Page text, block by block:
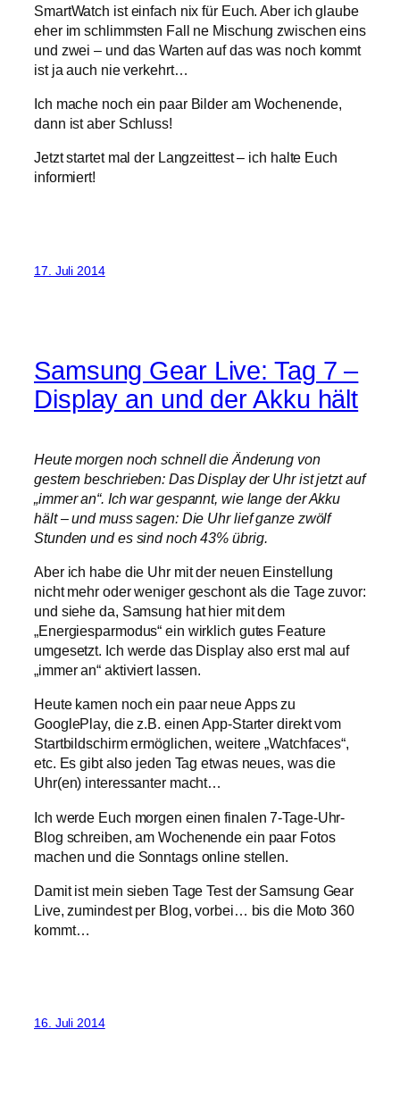
SmartWatch ist einfach nix für Euch. Aber ich glaube
eher im schlimmsten Fall ne Mischung zwischen eins
und zwei – und das Warten auf das was noch kommt
ist ja auch nie verkehrt…
Ich mache noch ein paar Bilder am Wochenende,
dann ist aber Schluss!
Jetzt startet mal der Langzeittest – ich halte Euch
informiert!
17. Juli 2014
Samsung Gear Live: Tag 7 –
Display an und der Akku hält
Heute morgen noch schnell die Änderung von
gestern beschrieben: Das Display der Uhr ist jetzt auf
„immer an“. Ich war gespannt, wie lange der Akku
hält – und muss sagen: Die Uhr lief ganze zwölf
Stunden und es sind noch 43% übrig.
Aber ich habe die Uhr mit der neuen Einstellung
nicht mehr oder weniger geschont als die Tage zuvor:
und siehe da, Samsung hat hier mit dem
„Energiesparmodus“ ein wirklich gutes Feature
umgesetzt. Ich werde das Display also erst mal auf
„immer an“ aktiviert lassen.
Heute kamen noch ein paar neue Apps zu
GooglePlay, die z.B. einen App-Starter direkt vom
Startbildschirm ermöglichen, weitere „Watchfaces“,
etc. Es gibt also jeden Tag etwas neues, was die
Uhr(en) interessanter macht…
Ich werde Euch morgen einen finalen 7-Tage-Uhr-
Blog schreiben, am Wochenende ein paar Fotos
machen und die Sonntags online stellen.
Damit ist mein sieben Tage Test der Samsung Gear
Live, zumindest per Blog, vorbei… bis die Moto 360
kommt…
16. Juli 2014